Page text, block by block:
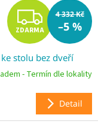
Z
D
A
R
M
ZDARMA
4 332 Kč
–5 %
stolu bez dveří
- Termín dle lokality
Detail